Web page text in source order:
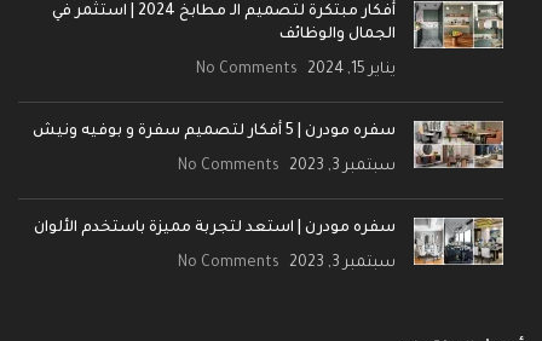
أفكار مبتكرة لتصميم الـ مطابخ 2024 | استثمر في
الجمال والوظائف
يناير 15, 2024 No Comments
سفره مودرن | 5 أفكار لتصميم سفرة و بوفيه ونيش
سبتمبر 3, 2023 No Comments
سفره مودرن | استعد لتجربة مميزة باستخدم الألوان
سبتمبر 3, 2023 No Comments